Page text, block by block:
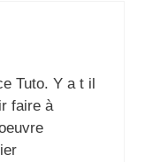
Tuto. Y a t il
faire à